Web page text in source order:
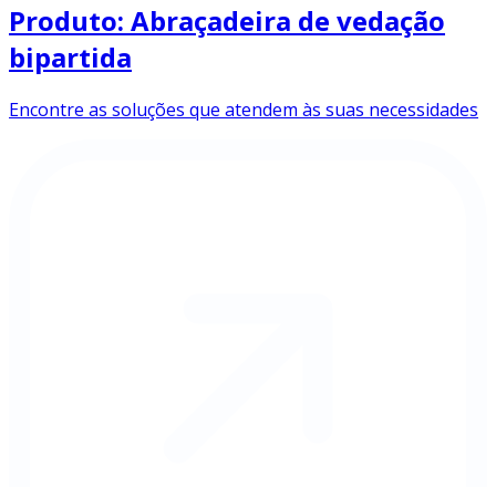
Produto: Abraçadeira de vedação
bipartida
Encontre as soluções que atendem às suas necessidades